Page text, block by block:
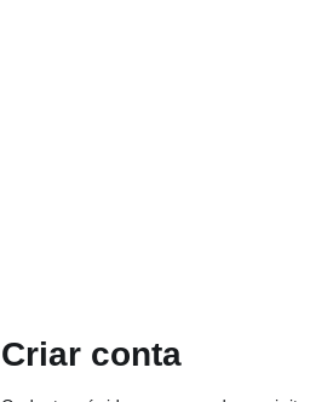
Criar conta